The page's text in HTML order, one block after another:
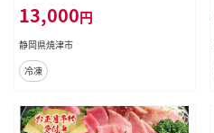
13,000円
静岡県焼津市
冷凍